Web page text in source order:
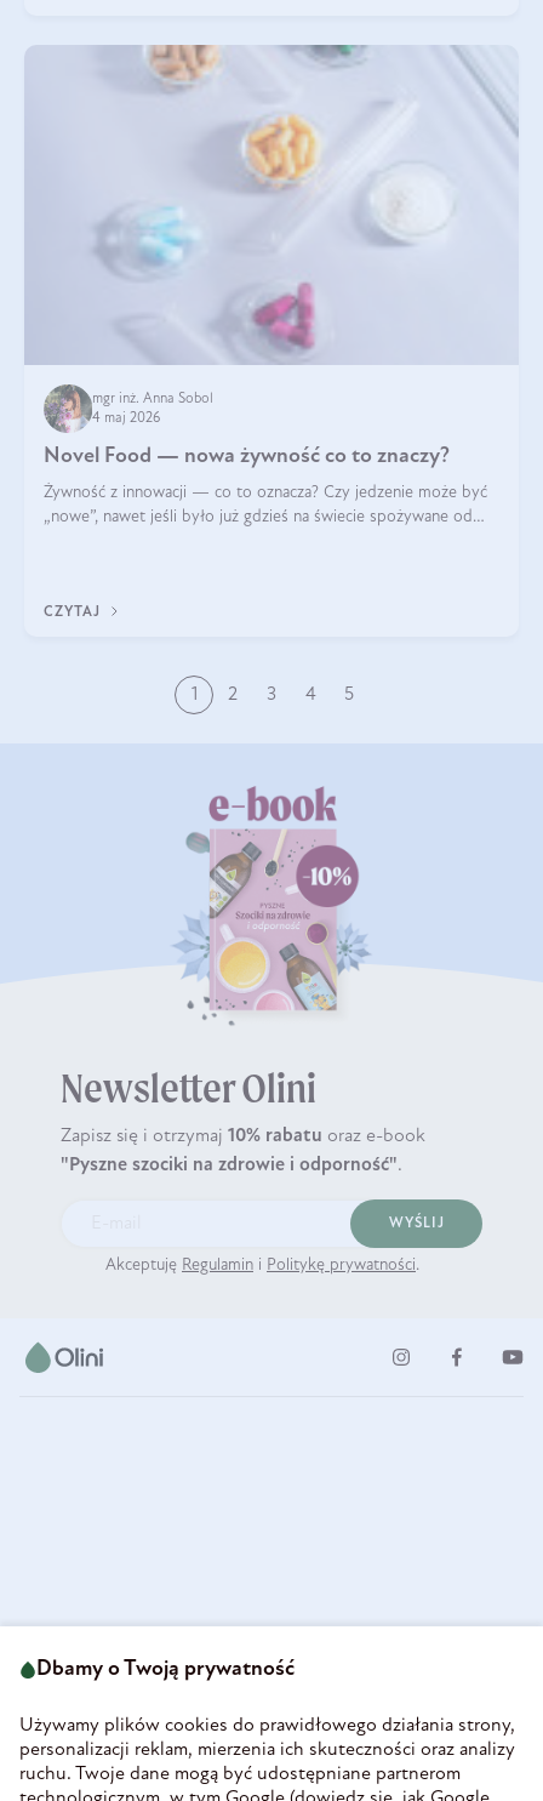
mgr inż. Anna Sobol
4 maj 2026
Novel Food — nowa żywność co to znaczy?
Żywność z innowacji — co to oznacza? Czy jedzenie może być
„nowe”, nawet jeśli było już gdzieś na świecie spożywane od
CZYTAJ
1 2 3 4 5
Newsletter Olini
Zapisz się i otrzymaj 10% rabatu oraz e-book
"Pyszne szociki na zdrowie i odporność".
WYŚLIJ
Akceptuję Regulamin i Politykę prywatności.
58-160 Świebodzice
REGON 890213034
INFORMACJE
Dbamy o Twoją prywatność
Używamy plików cookies do prawidłowego działania strony,
personalizacji reklam, mierzenia ich skuteczności oraz analizy
ruchu. Twoje dane mogą być udostępniane partnerom